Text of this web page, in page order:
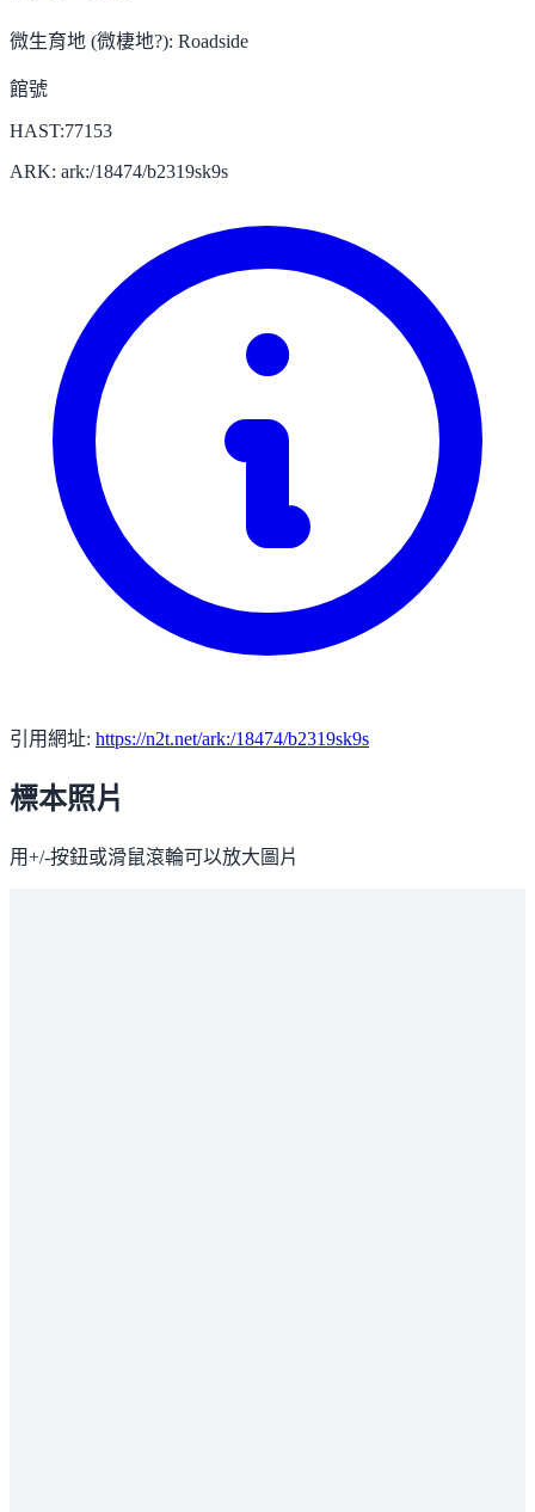
微生育地 (微棲地?): Roadside
館號
HAST:77153
ARK: ark:/18474/b2319sk9s
引用網址: https://n2t.net/ark:/18474/b2319sk9s
標本照片
用+/-按鈕或滑鼠滾輪可以放大圖片